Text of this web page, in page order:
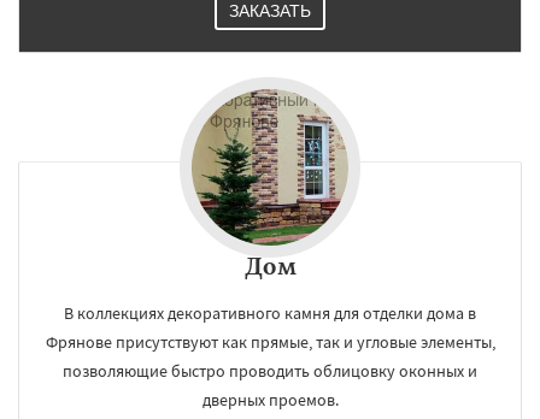
ЗАКАЗАТЬ
Дом
В коллекциях декоративного камня для отделки дома в
Фрянове присутствуют как прямые, так и угловые элементы,
позволяющие быстро проводить облицовку оконных и
дверных проемов.